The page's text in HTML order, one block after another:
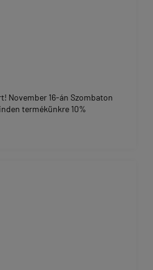
November 16-án Szombaton
termékünkre 10%